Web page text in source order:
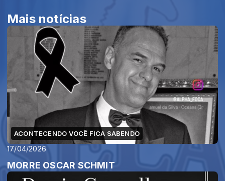
Mais notícias
ACONTECENDO VOCÊ FICA SABENDO
17/04/2026
MORRE OSCAR SCHMIT